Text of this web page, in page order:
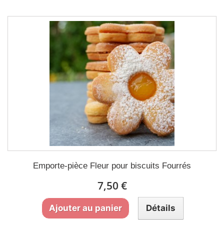
Emporte-pièce Fleur pour biscuits Fourrés
7,50 €
Ajouter au panier Détails